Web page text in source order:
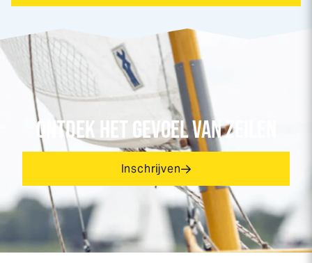
ONTDEK HET GEVOEL VAN ZEILEN
Inschrijven